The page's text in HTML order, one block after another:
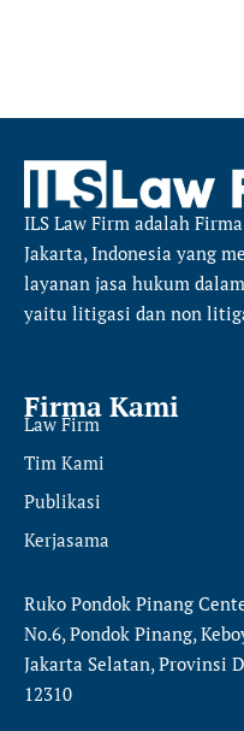
ILS Law Firm adalah
Jakarta, Indonesia yang
layanan jasa hukum
yaitu litigasi dan non
Firma Kami
Law Firm
Tim Kami
Publikasi
Kerjasama
Ruko Pondok Pinang
No.6, Pondok Pinang,
Jakarta Selatan, Provinsi
12310